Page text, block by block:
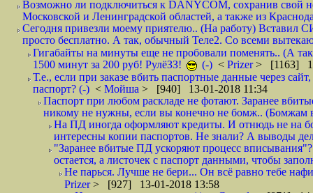
Возможно ли подключиться к DANYCOM, сохранив свой
Московской и Ленинградской областей, а также из
Сегодня привезли моему приятелю.. (На работу) Вставил
просто бесплатно. А так, обычный Теле2. Со всеми
Гигабайты на минуты еще не пробовали поменять.. (А
1500 минут за 200 руб! РулёЗЗ!
(-) < Prizer> [1163]
Т.е., если при заказе вбить паспортные данные через
паспорт? (-) < Мойша > [940] 13-01-2018 11:34
Паспорт при любом раскладе не фотают. Заранее
никому не нужны, если вы конечно не бомж.. (Бомжам
На ПД иногда оформляют кредиты. И отнюдь не на
интересны копии паспортов. Не знали? А выводы
"Заранее вбитые ПД ускоряют процесс
остается, а листочек с паспорт данными, чтобы
Не парься. Лучше не бери... Он всё равно тебе
Prizer> [927] 13-01-2018 13:58